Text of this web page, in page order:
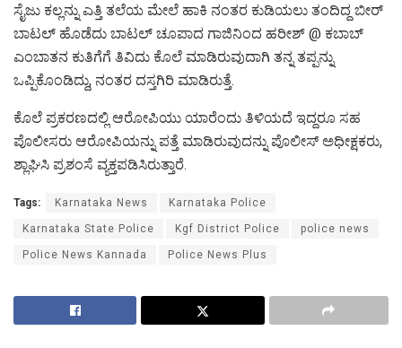
ಸೈಜು ಕಲ್ಲನ್ನು ಎತ್ತಿ ತಲೆಯ ಮೇಲೆ ಹಾಕಿ ನಂತರ ಕುಡಿಯಲು ತಂದಿದ್ದ ಬೀರ್
ಬಾಟಲ್ ಹೊಡೆದು ಬಾಟಲ್ ಚೂಪಾದ ಗಾಜಿನಿಂದ ಹರೀಶ್ @ ಕಬಾಬ್
ಎಂಬಾತನ ಕುತಿಗೆಗೆ ತಿವಿದು ಕೊಲೆ ಮಾಡಿರುವುದಾಗಿ ತನ್ನ ತಪ್ಪನ್ನು
ಒಪ್ಪಿಕೊಂಡಿದ್ದು, ನಂತರ ದಸ್ತಗಿರಿ ಮಾಡಿರುತ್ತೆ.
ಕೊಲೆ ಪ್ರಕರಣದಲ್ಲಿ ಆರೋಪಿಯು ಯಾರೆಂದು ತಿಳಿಯದೆ ಇದ್ದರೂ ಸಹ
ಪೊಲೀಸರು ಆರೋಪಿಯನ್ನು ಪತ್ತೆ ಮಾಡಿರುವುದನ್ನು ಪೊಲೀಸ್ ಅಧೀಕ್ಷಕರು,
ಶ್ಲಾಘಿಸಿ ಪ್ರಶಂಸೆ ವ್ಯಕ್ತಪಡಿಸಿರುತ್ತಾರೆ.
Tags: Karnataka News Karnataka Police
Karnataka State Police Kgf District Police police news
Police News Kannada Police News Plus